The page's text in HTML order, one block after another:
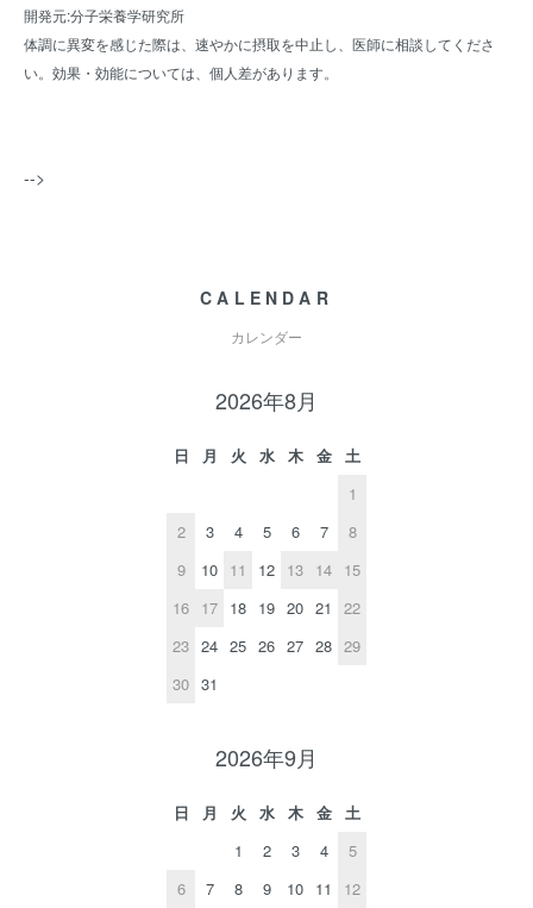
開発元:分子栄養学研究所
体調に異変を感じた際は、速やかに摂取を中止し、医師に相談してくださ
い。効果・効能については、個人差があります。
-->
CALENDAR
カレンダー
2026年8月
日 月 火 水 木 金
土
1
2
3 4 5 6 7
8
9
10 11 12 13 14 15
16 17 18 19 20 21
22
23 24 25 26 27 28 29
30 31
2026年9月
日 月 火 水 木 金
土
1
2 3 4
5
6
7 8 9 10 11
12